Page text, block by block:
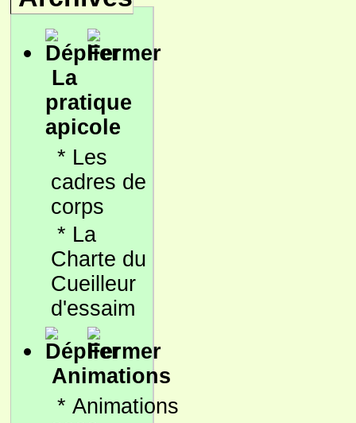
La
pratique
apicole
* Les
cadres de
corps
* La
Charte du
Cueilleur
d'essaim
Animations
* Animations